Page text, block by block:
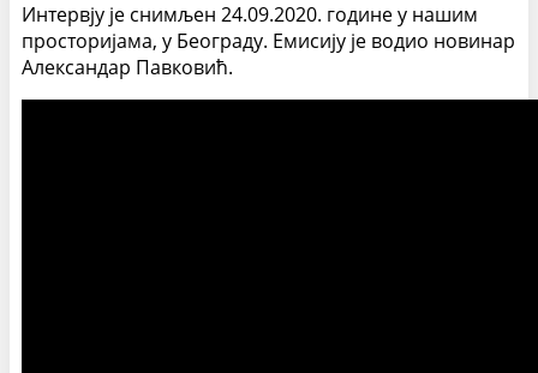
Интервју је снимљен 24.09.2020. године у нашим
просторијама, у Београду. Емисију је водио новинар
Александар Павковић.